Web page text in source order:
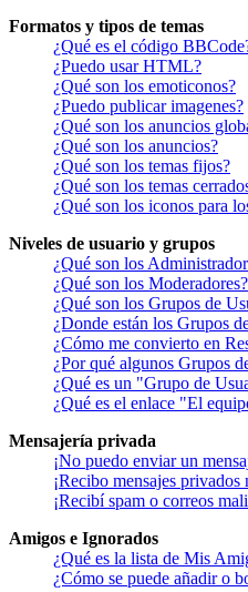
Formatos y tipos de temas
¿Qué es el código
¿Puedo usar HTML?
¿Qué son los emoticonos?
¿Puedo publicar imagenes?
¿Qué son los anuncios
¿Qué son los anuncios?
¿Qué son los temas fijos?
¿Qué son los temas
¿Qué son los iconos para
Niveles de usuario y grupos
¿Qué son los
¿Qué son los Moderadores?
¿Qué son los Grupos de
¿Donde están los Grupos
¿Cómo me convierto en
¿Por qué algunos Grupos
¿Qué es un "Grupo de
¿Qué es el enlace "El
Mensajería privada
¡No puedo enviar un
¡Recibo mensajes privados
¡Recibí spam o correos
Amigos e Ignorados
¿Qué es la lista de Mis
¿Cómo se puede añadir o